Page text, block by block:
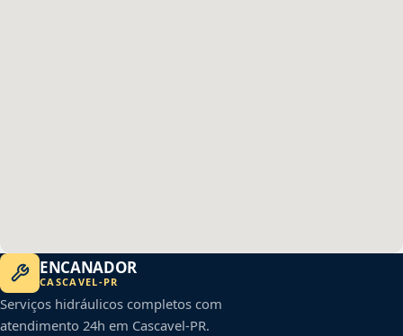
ENCANADOR
CASCAVEL-PR
Serviços hidráulicos completos com
atendimento 24h em Cascavel-PR.